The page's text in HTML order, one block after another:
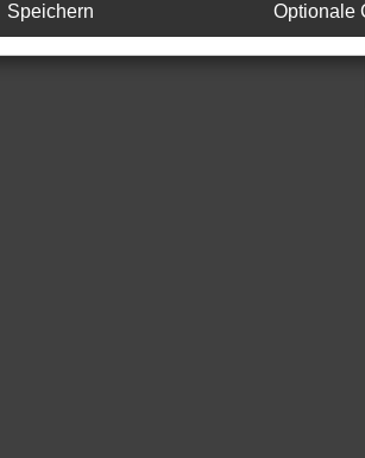
Neustadt/Vogtland | fj@jakob-trading.com |
Speichern Optionale